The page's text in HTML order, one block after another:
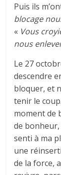
Puis ils
blocage
« Vous
nous
Le 27
descendre
bloquer, et
tenir le
moment de
de
senti à ma
une
de la force,